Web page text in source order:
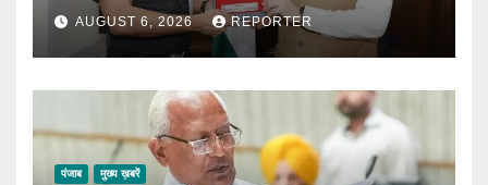
AUGUST 6, 2026 REPORTER
पंजाब मुख्य ख़बरें